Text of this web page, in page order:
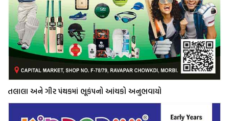
તલાલા અને ગીર પંથકમાં ભૂકંપનો આંચકો અનુભવાયો